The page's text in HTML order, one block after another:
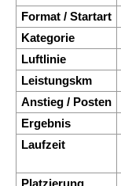
Format / Startart
Kategorie
Luftlinie
Leistungskm
Anstieg / Posten
Ergebnis
Laufzeit
Platzierung